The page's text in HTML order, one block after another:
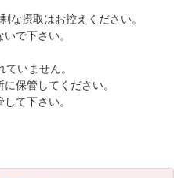
な摂取はお控えください。
で下さい。
いません。
保管してください。
て下さい。